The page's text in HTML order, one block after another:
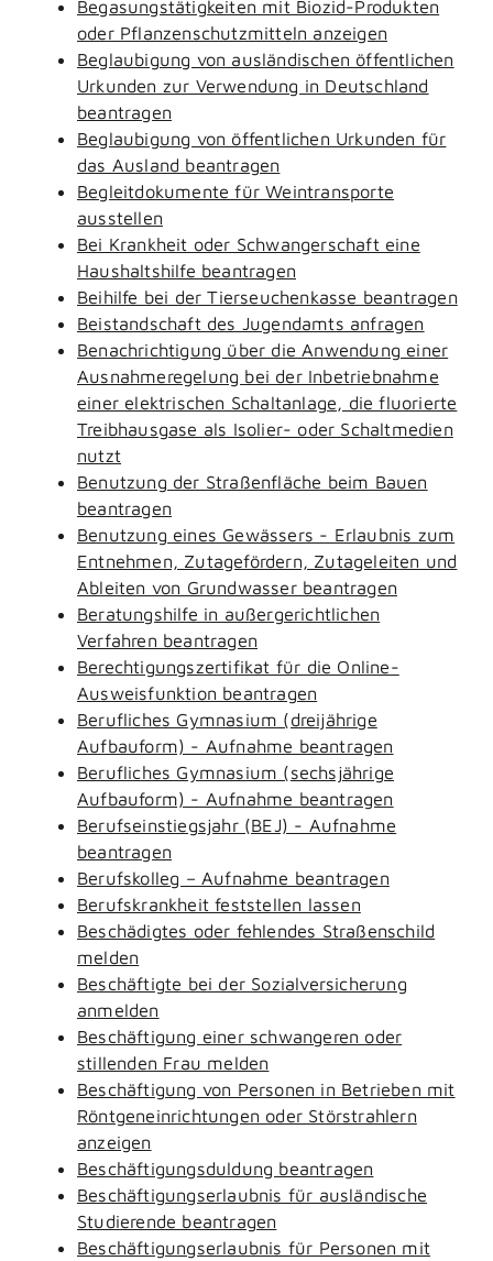
Begasungstätigkeiten mit Biozid-Produkten
oder Pflanzenschutzmitteln anzeigen
Beglaubigung von ausländischen öffentlichen
Urkunden zur Verwendung in Deutschland
beantragen
Beglaubigung von öffentlichen Urkunden für
das Ausland beantragen
Begleitdokumente für Weintransporte
ausstellen
Bei Krankheit oder Schwangerschaft eine
Haushaltshilfe beantragen
Beihilfe bei der Tierseuchenkasse beantragen
Beistandschaft des Jugendamts anfragen
Benachrichtigung über die Anwendung einer
Ausnahmeregelung bei der Inbetriebnahme
einer elektrischen Schaltanlage, die fluorierte
Treibhausgase als Isolier- oder Schaltmedien
nutzt
Benutzung der Straßenfläche beim Bauen
beantragen
Benutzung eines Gewässers - Erlaubnis zum
Entnehmen, Zutagefördern, Zutageleiten und
Ableiten von Grundwasser beantragen
Beratungshilfe in außergerichtlichen
Verfahren beantragen
Berechtigungszertifikat für die Online-
Ausweisfunktion beantragen
Berufliches Gymnasium (dreijährige
Aufbauform) - Aufnahme beantragen
Berufliches Gymnasium (sechsjährige
Aufbauform) - Aufnahme beantragen
Berufseinstiegsjahr (BEJ) - Aufnahme
beantragen
Berufskolleg – Aufnahme beantragen
Berufskrankheit feststellen lassen
Beschädigtes oder fehlendes Straßenschild
melden
Beschäftigte bei der Sozialversicherung
anmelden
Beschäftigung einer schwangeren oder
stillenden Frau melden
Beschäftigung von Personen in Betrieben mit
Röntgeneinrichtungen oder Störstrahlern
anzeigen
Beschäftigungsduldung beantragen
Beschäftigungserlaubnis für ausländische
Studierende beantragen
Beschäftigungserlaubnis für Personen mit